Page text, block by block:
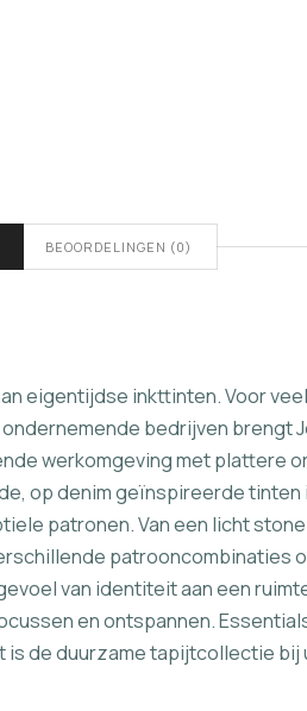
BEOORDELINGEN (0)
eigentijdse inkttinten. Voor
bedrijven brengt
werkomgeving met plattere
op denim geïnspireerde
patronen. Van een licht
patrooncombinaties
van identiteit aan een
en ontspannen.
de duurzame tapijtcollectie